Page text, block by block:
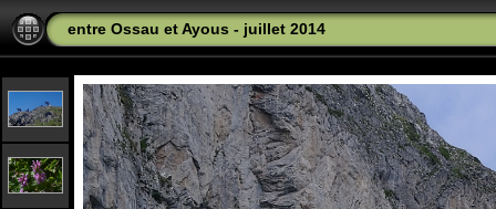
entre Ossau et Ayous - juillet 2014